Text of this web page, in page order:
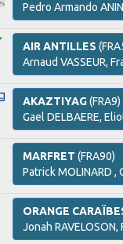
Pedro Armando
AIR ANTILLES
Arnaud VASSEUR,
AKAZTIYAG(FRA9)
Gael DELBAERE,
MARFRET (FRA90)
PatrickMOLINARD ,
ORANGE
Jonah RAVELOSON,